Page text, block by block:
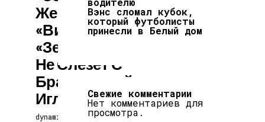
Жерсона:
«Видимо,
«Зенит» Никогда
Не Слезет С
Бразильской
Иглы»
dynamicblog 12.06.2025
Вэнс сломал кубок,
который футболисты
принесли в Белый дом
Свежие комментарии
Нет комментариев для
просмотра.